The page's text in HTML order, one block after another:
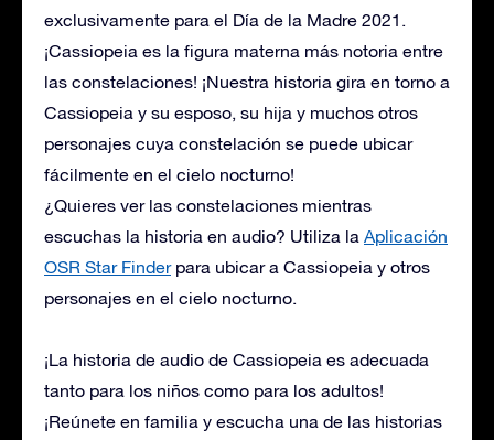
exclusivamente para el Día de la Madre 2021.
¡Cassiopeia es la figura materna más notoria entre
las constelaciones! ¡Nuestra historia gira en torno a
Cassiopeia y su esposo, su hija y muchos otros
personajes cuya constelación se puede ubicar
fácilmente en el cielo nocturno!
¿Quieres ver las constelaciones mientras
escuchas la historia en audio? Utiliza la Aplicación
OSR Star Finderpara ubicar a Cassiopeia y otros
personajes en el cielo nocturno.
¡La historia de audio de Cassiopeia es adecuada
tanto para los niños como para los adultos!
¡Reúnete en familia y escucha una de las historias